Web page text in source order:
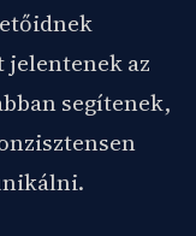
az
segítenek,